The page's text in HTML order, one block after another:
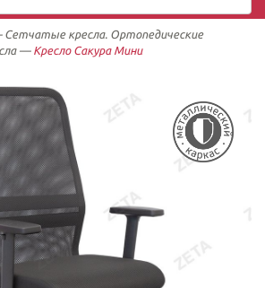
Сетчатые кресла. Ортопедические
— Кресло Сакура Мини